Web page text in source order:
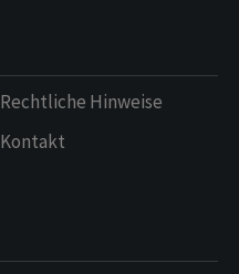
Rechtliche Hinweise
Kontakt